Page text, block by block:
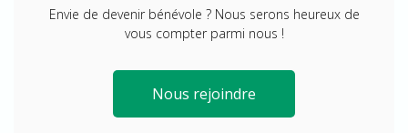
Envie de devenir bénévole ? Nous serons heureux de
vous compter parmi nous !
Nous rejoindre